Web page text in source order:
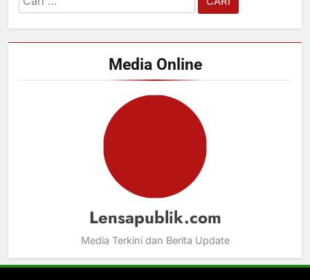
untuk:
Media Online
Lensapublik.com
Media Terkini dan Berita Update